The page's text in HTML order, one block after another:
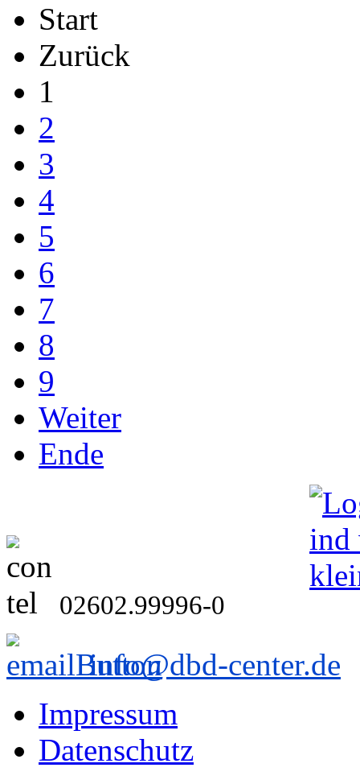
Start
Zurück
1
2
3
4
5
6
7
8
9
Weiter
Ende
02602.99996-0
info@dbd-center.de
Impressum
Datenschutz